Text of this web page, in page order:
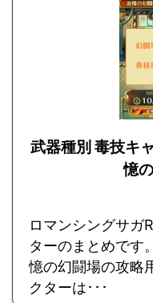
武器種別 毒技キ
憶
ロマンシングサガ
ターのまとめです
憶の幻闘場の攻略
クターは･･･